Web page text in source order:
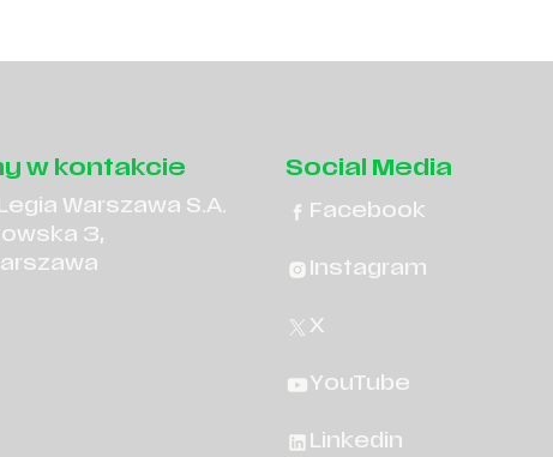
w kontakcie
Warszawa S.A.
3,
Social Media
Facebook
Instagram
X
YouTube
Linkedin